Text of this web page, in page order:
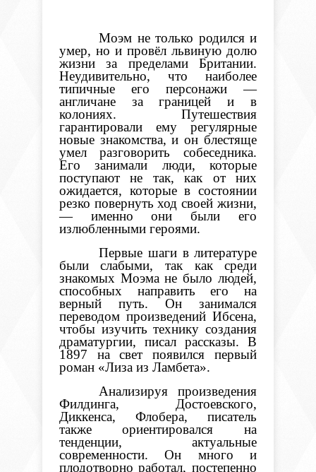
Моэм не только родился и
умер, но и провёл львиную долю
жизни за пределами Британии.
Неудивительно, что наиболее
типичные его персонажи —
англичане за границей и в
колониях. Путешествия
гарантировали ему регулярные
новые знакомства, и он блестяще
умел разговорить собеседника.
Его занимали люди, которые
поступают не так, как от них
ожидается, которые в состоянии
резко повернуть ход своей жизни,
— именно они были его
излюбленными героями.
Первые шаги в литературе
были слабыми, так как среди
знакомых Моэма не было людей,
способных направить его на
верный путь. Он занимался
переводом произведений Ибсена,
чтобы изучить технику создания
драматургии, писал рассказы. В
1897 на свет появился первый
роман «Лиза из Ламбета».
Анализируя произведения
Филдинга,Достоевского,
Диккенса, Флобера,писатель
также ориентировался на
тенденции, актуальные
современности. Он много и
плодотворно работал, постепенно